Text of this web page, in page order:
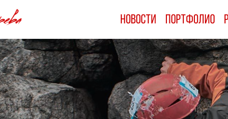
Новости Портфолио
Новости Портфолио